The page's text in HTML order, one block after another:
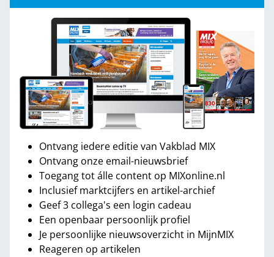
Ontvang iedere editie van Vakblad MIX
Ontvang onze email-nieuwsbrief
Toegang tot álle content op MIXonline.nl
Inclusief marktcijfers en artikel-archief
Geef 3 collega's een login cadeau
Een openbaar persoonlijk profiel
Je persoonlijke nieuwsoverzicht in MijnMIX
Reageren op artikelen